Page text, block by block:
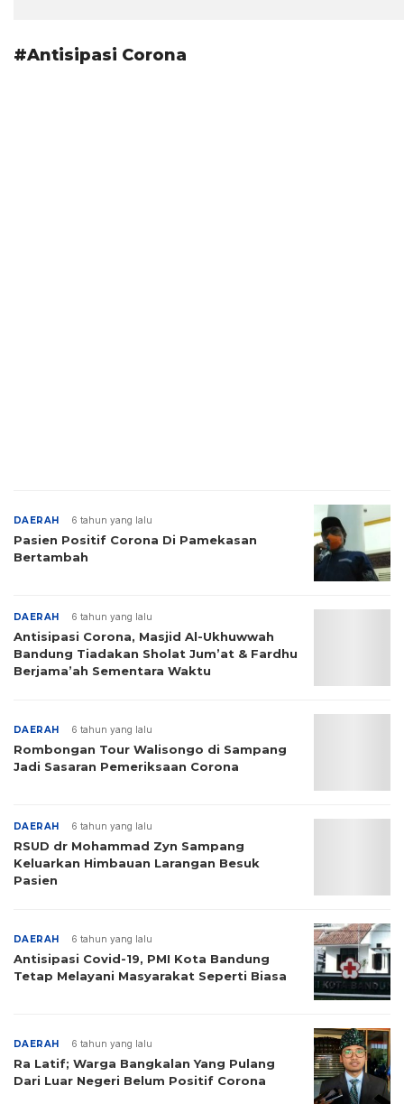
#Antisipasi Corona
DAERAH 6 tahun yang lalu
Pasien Positif Corona Di Pamekasan
Bertambah
DAERAH 6 tahun yang lalu
Antisipasi Corona, Masjid Al-Ukhuwwah
Bandung Tiadakan Sholat Jum’at & Fardhu
Berjama’ah Sementara Waktu
DAERAH 6 tahun yang lalu
Rombongan Tour Walisongo di Sampang
Jadi Sasaran Pemeriksaan Corona
DAERAH 6 tahun yang lalu
RSUD dr Mohammad Zyn Sampang
Keluarkan Himbauan Larangan Besuk
Pasien
DAERAH 6 tahun yang lalu
Antisipasi Covid-19, PMI Kota Bandung
Tetap Melayani Masyarakat Seperti Biasa
DAERAH 6 tahun yang lalu
Ra Latif; Warga Bangkalan Yang Pulang
Dari Luar Negeri Belum Positif Corona